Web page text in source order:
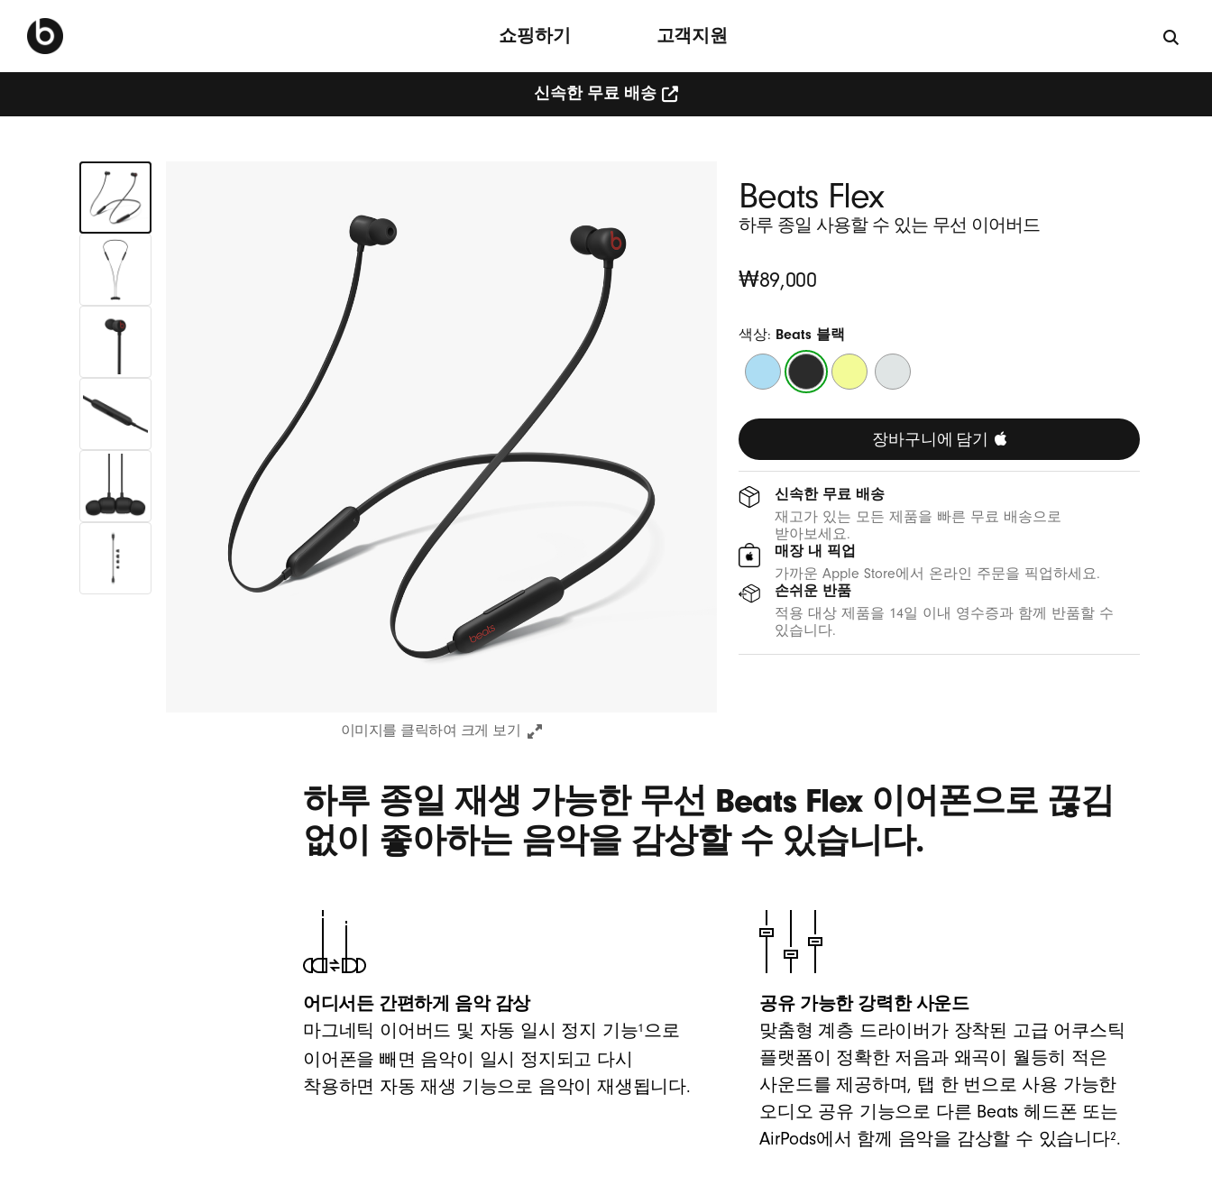
쇼핑하기 고객지원
신속한 무료 배송
이미지를 클릭하여 크게 보기
Beats Flex
하루 종일 사용할 수 있는 무선 이어버드
O
g
l
P
i
e
₩89,000
색상: Beats 블랙
플
레
루
B
e
랙
시
트
우
스
모
그
장바구니에 담기
신속한 무료 배송
재고가 있는 모든 제품을 빠른 무료 배송으로
받아보세요.
매장 내 픽업
가까운 Apple Store에서 온라인 주문을 픽업하세요.
손쉬운 반품
적용 대상 제품을 14일 이내 영수증과 함께 반품할 수
있습니다.
하루 종일 재생 가능한 무선 Beats Flex 이어폰으로 끊김
없이 좋아하는 음악을 감상할 수 있습니다.
어디서든 간편하게 음악 감상
마그네틱 이어버드 및 자동 일시 정지 기능1 으로
이어폰을 빼면 음악이 일시 정지되고 다시
착용하면 자동 재생 기능으로 음악이 재생됩니다.
공유 가능한 강력한 사운드
맞춤형 계층 드라이버가 장착된 고급 어쿠스틱
플랫폼이 정확한 저음과 왜곡이 월등히 적은
사운드를 제공하며, 탭 한 번으로 사용 가능한
오디오 공유 기능으로 다른 Beats 헤드폰 또는
AirPods에서 함께 음악을 감상할 수 있습니다2.